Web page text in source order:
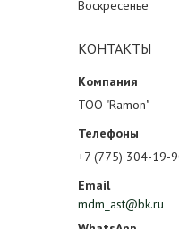
Воскресенье
КОНТАКТЫ
ТОО "Ramon"
+7 (775) 304-19-
mdm_ast@bk.ru